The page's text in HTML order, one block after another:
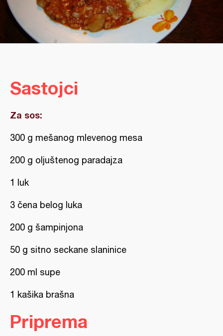
Sastojci
Za sos:
300 g mešanog mlevenog mesa
200 g oljuštenog paradajza
1 luk
3 čena belog luka
200 g šampinjona
50 g sitno seckane slaninice
200 ml supe
1 kašika brašna
Priprema